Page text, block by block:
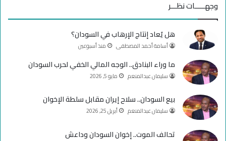
ب
و
ك
u
T
u
b
e
ت
ق
م
وجهـــــات نظـــر
هل يُعاد إنتاج الإرهاب في السودان؟
أسامة أحمد المصطفى منذ أسبوعين
ما وراء البنادق.. الوجه المالي الخفي لحرب السودان
سليمان عبدالمنعم مايو 5, 2026
بيع السودان.. سلاح إيران مقابل سلطة الإخوان
سليمان عبدالمنعم أبريل 25, 2026
تحالف الموت.. إخوان السودان وداعش